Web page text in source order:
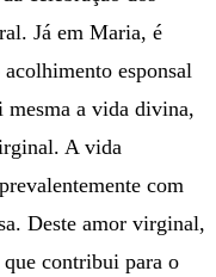
Já em Maria, é
esponsal
a vida divina,
A vida
com
Deste amor virginal,
contribui para o